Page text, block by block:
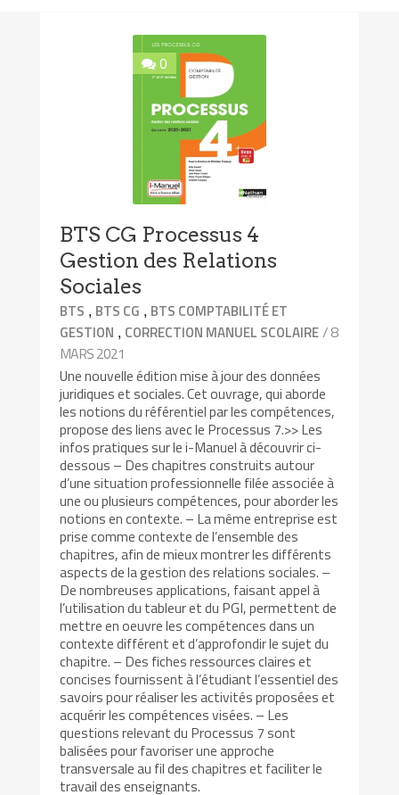
0
BTS CG Processus 4
Gestion des Relations
Sociales
BTS , BTS CG , BTS COMPTABILITÉ ET
GESTION , CORRECTION MANUEL SCOLAIRE/ 8
MARS 2021
Une nouvelle édition mise à jour des données
juridiques et sociales. Cet ouvrage, qui aborde
les notions du référentiel par les compétences,
propose des liens avec le Processus 7.>> Les
infos pratiques sur le i-Manuel à découvrir ci-
dessous – Des chapitres construits autour
d’une situation professionnelle filée associée à
une ou plusieurs compétences, pour aborder les
notions en contexte. – La même entreprise est
prise comme contexte de l’ensemble des
chapitres, afin de mieux montrer les différents
aspects de la gestion des relations sociales. –
De nombreuses applications, faisant appel à
l’utilisation du tableur et du PGI, permettent de
mettre en oeuvre les compétences dans un
contexte différent et d’approfondir le sujet du
chapitre. – Des fiches ressources claires et
concises fournissent à l’étudiant l’essentiel des
savoirs pour réaliser les activités proposées et
acquérir les compétences visées. – Les
questions relevant du Processus 7 sont
balisées pour favoriser une approche
transversale au fil des chapitres et faciliter le
travail des enseignants.